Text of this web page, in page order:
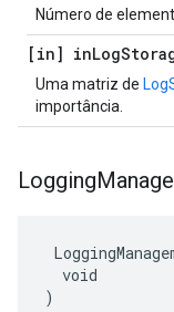
Número de
[in] inLog
Uma matriz de
importância.
Logging
  void
)